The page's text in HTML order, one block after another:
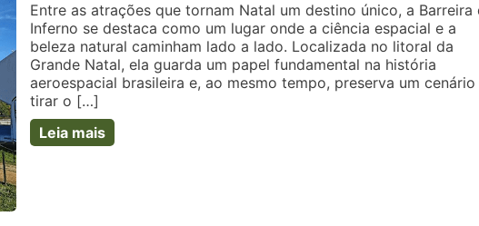
Entre as atrações que tornam Natal um destino único, a Barreira
Inferno se destaca como um lugar onde a ciência espacial e a
beleza natural caminham lado a lado. Localizada no litoral da
Grande Natal, ela guarda um papel fundamental na história
aeroespacial brasileira e, ao mesmo tempo, preserva um cenário
tirar o […]
Leia mais